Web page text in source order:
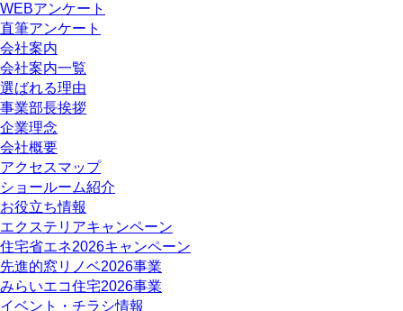
WEBアンケート
直筆アンケート
会社案内
会社案内一覧
選ばれる理由
事業部長挨拶
企業理念
会社概要
アクセスマップ
ショールーム紹介
お役立ち情報
エクステリアキャンペーン
住宅省エネ2026キャンペーン
先進的窓リノベ2026事業
みらいエコ住宅2026事業
イベント・チラシ情報